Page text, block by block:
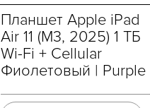
Планшет Apple iPad
Air 11 (M3, 2025) 1 ТБ
Wi-Fi + Cellular
Фиолетовый | Purple